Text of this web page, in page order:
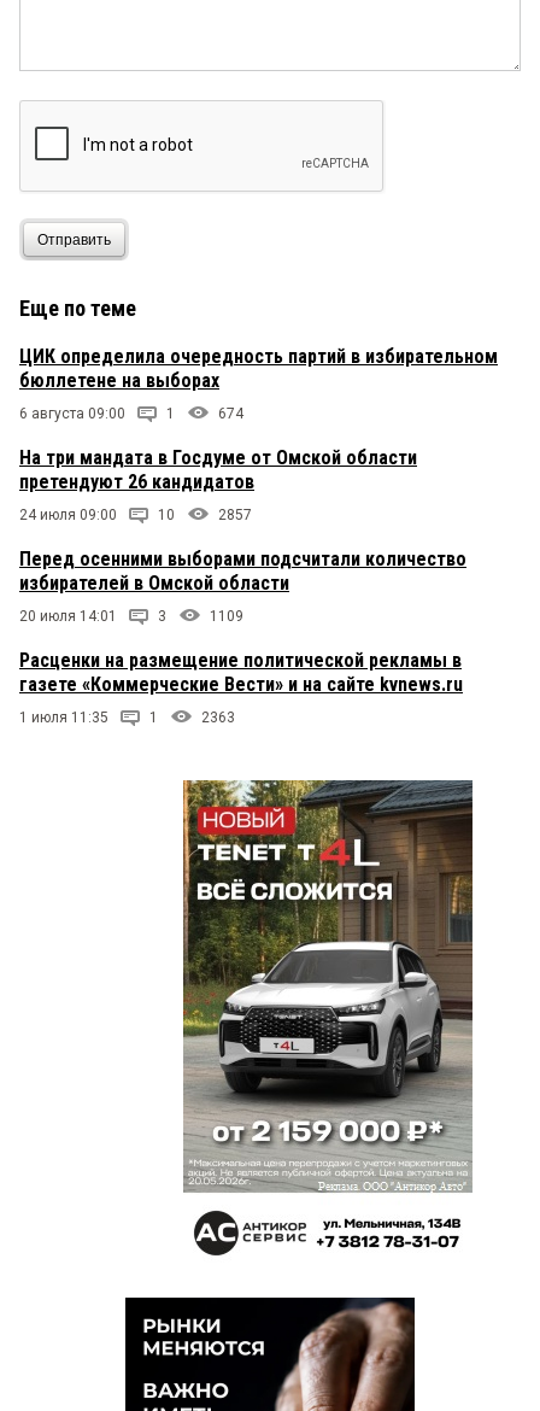
Отправить
Еще по теме
ЦИК определила очередность партий в избирательном
бюллетене на выборах
6 августа 09:00 1 674
На три мандата в Госдуме от Омской области
претендуют 26 кандидатов
24 июля 09:00 10 2857
Перед осенними выборами подсчитали количество
избирателей в Омской области
20 июля 14:01 3 1109
Расценки на размещение политической рекламы в
газете «Коммерческие Вести» и на сайте kvnews.ru
1 июля 11:35 1 2363